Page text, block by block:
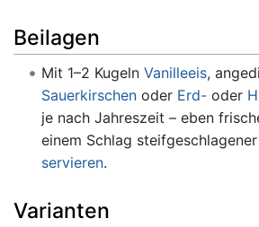
Beilagen
Mit 1–2 Kugeln Vanilleeis,
Sauerkirschenoder Erd-oder
je nach Jahreszeit – eben
einem Schlag steifgeschlagener
servieren.
Varianten